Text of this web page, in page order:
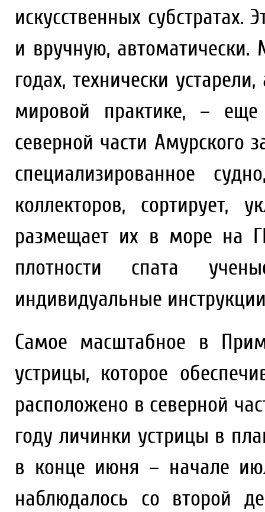
искусственных субстратах.
и вручную,
годах, технически
мировой практике, –
северной части Амурского
специализированное
коллекторов, сортирует,
размещает их в море на
плотности спата
индивидуальные
Самое масштабное в
устрицы, которое
расположено в северной
году личинки устрицы в
в конце июня – начале
наблюдалось со второй